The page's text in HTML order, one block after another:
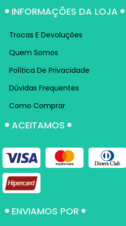
INFORMAÇÕES DA LOJA
Trocas E Devoluções
Quem Somos
Política De Privacidade
Dúvidas Frequentes
Como Comprar
ACEITAMOS
ENVIAMOS POR